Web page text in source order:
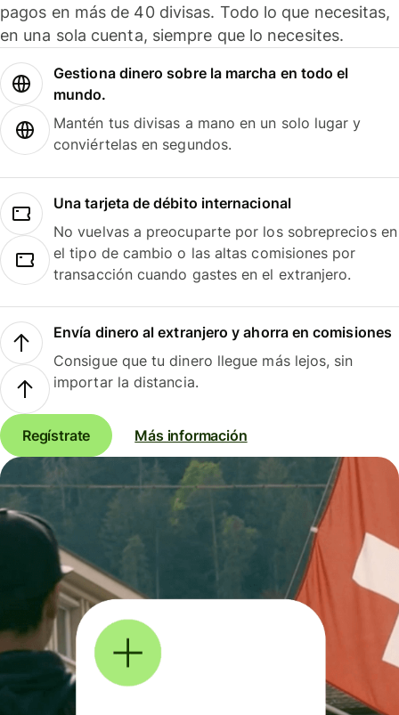
pagos en más de 40 divisas. Todo lo que necesitas,
en una sola cuenta, siempre que lo necesites.
Gestiona dinero sobre la marcha en todo el
mundo.
Mantén tus divisas a mano en un solo lugar y
conviértelas en segundos.
Una tarjeta de débito internacional
No vuelvas a preocuparte por los sobreprecios en
el tipo de cambio o las altas comisiones por
transacción cuando gastes en el extranjero.
Envía dinero al extranjero y ahorra en comisiones
Consigue que tu dinero llegue más lejos, sin
importar la distancia.
Regístrate Más información